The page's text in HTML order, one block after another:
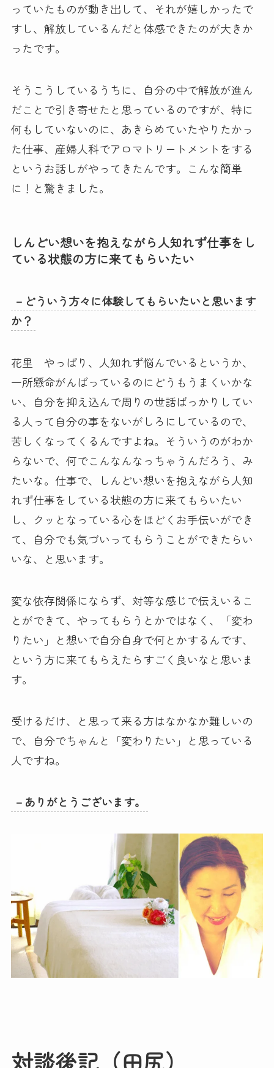
っていたものが動き出して、それが嬉しかったで
すし、解放しているんだと体感できたのが大きか
ったです。
そうこうしているうちに、自分の中で解放が進ん
だことで引き寄せたと思っているのですが、特に
何もしていないのに、あきらめていたやりたかっ
た仕事、産婦人科でアロマトリートメントをする
というお話しがやってきたんです。こんな簡単
に！と驚きました。
しんどい想いを抱えながら人知れず仕事をし
ている状態の方に来てもらいたい
－どういう方々に体験してもらいたいと思います
か？
花里 やっぱり、人知れず悩んでいるというか、
一所懸命がんばっているのにどうもうまくいかな
い、自分を抑え込んで周りの世話ばっかりしてい
る人って自分の事をないがしろにしているので、
苦しくなってくるんですよね。そういうのがわか
らないで、何でこんなんなっちゃうんだろう、み
たいな。仕事で、しんどい想いを抱えながら人知
れず仕事をしている状態の方に来てもらいたい
し、クッとなっている心をほどくお手伝いができ
て、自分でも気づいってもらうことができたらい
いな、と思います。
変な依存関係にならず、対等な感じで伝えいるこ
とができて、やってもらうとかではなく、「変わ
りたい」と想いで自分自身で何とかするんです、
という方に来てもらえたらすごく良いなと思いま
す。
受けるだけ、と思って来る方はなかなか難しいの
で、自分でちゃんと「変わりたい」と思っている
人ですね。
－ありがとうございます。
対談後記（田尻）